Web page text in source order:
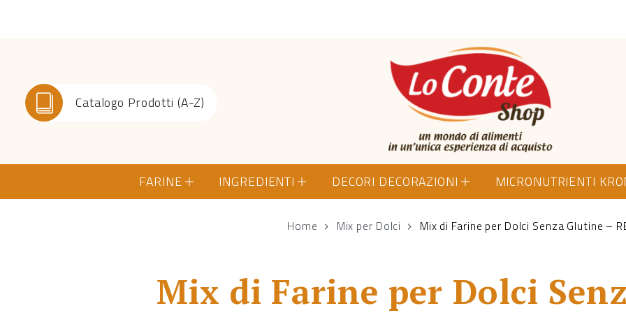
Catalogo Prodotti (A-Z)
Lo Conte Shop
FARINE INGREDIENTI DECORI DECORAZIONI MICRONUTRIENTI
Home Mix per Dolci Mix di Farine per Dolci Senza Glutine –
Mix di Farine per Dolci